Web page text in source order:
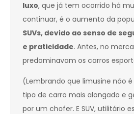
luxo, que já tem ocorrido há
continuar, é o aumento da
SUVs, devido ao senso de
e praticidade. Antes, no
predominavam os carros
(Lembrando que limusine não
tipo de carro mais alongado e
por um chofer. E SUV, utilitário